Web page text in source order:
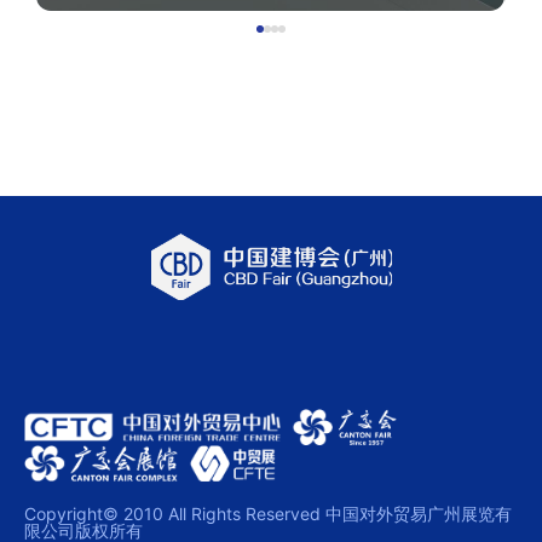
Copyright© 2010 All Rights Reserved 中国对外贸易广州展览有
限公司版权所有